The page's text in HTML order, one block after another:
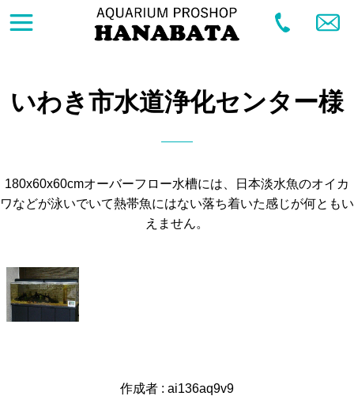
いわき市水道浄化センター様
180x60x60cmオーバーフロー水槽には、日本淡水魚のオイカ
ワなどが泳いでいて熱帯魚にはない落ち着いた感じが何ともい
えません。
作成者 : ai136aq9v9